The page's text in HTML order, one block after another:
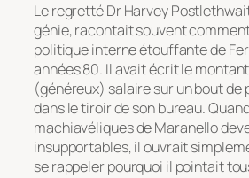
Le regretté Dr Harvey
génie, racontait souvent
politique interne étouffante de
années 80. Il avait écrit le
(généreux) salaire sur un bout de
dans le tiroir de son bureau.
machiavéliques de Maranello
insupportables, il ouvrait
se rappeler pourquoi il pointait